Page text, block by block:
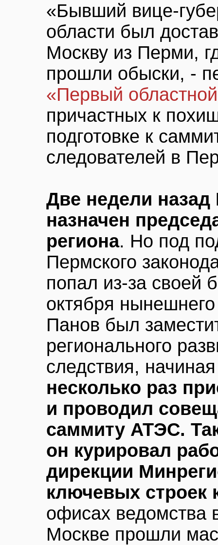
«Бывший вице-
области был
Москву из Перми,
прошли обыски, -
«Первый
причастных к
подготовке к
следователей в
Две недели
назначен
региона. Но под
Пермского
попал из-за своей
октября
Панов был
регионального
следствия,
несколько раз
и проводил
саммиту АТЭС.
он курировал
дирекции
ключевых строек
офисах ведомства
Москве прошли